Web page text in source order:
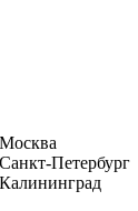
Петербург